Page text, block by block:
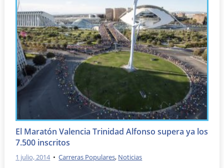
El Maratón Valencia Trinidad Alfonso supera ya los
7.500 inscritos
1 julio, 2014 •Carreras Populares, Noticias